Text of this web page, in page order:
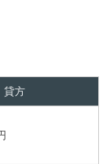
貸方